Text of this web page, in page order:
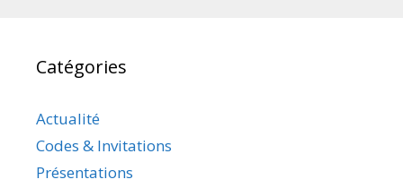
Catégories
Actualité
Codes & Invitations
Présentations